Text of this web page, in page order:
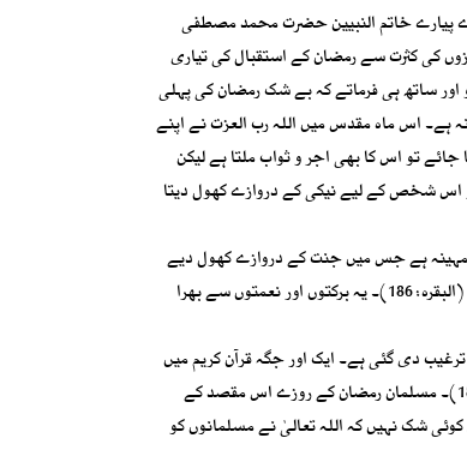
پیارے خاتم النبیین حضرت محمد مصطفی
کی کثرت سے رمضان کے استقبال کی تیاری
اور ساتھ ہی فرماتے کہ بے شک رمضان کی پہلی
ہے۔ اس ماہ مقدس میں اللہ رب العزت نے اپنے
تو اس کا بھی اجر و ثواب ملتا ہے لیکن
اس شخص کے لیے نیکی کے دروازے کھول دیتا
مہینہ ہے جس میں جنت کے دروازے کھول دیے
جاتے ہیں، اور یہ وہ مہینہ ہے جس کے بارے میں اللہ کریم نے فرمایا:”رمضان کا مہینہ جس میں قرآن نازل ہوا“ (البقرہ: 186)۔ یہ برکتوں اور نعمتوں سے بھرا
دی گئی ہے۔ ایک اور جگہ قرآن کریم میں
اللہ رب العزت فرماتے ہیں۔”پس تم میں سے جو کوئی اس مہینے کو دیکھے وہ اس کے روزے رکھے“۔ (البقرہ: 186)۔ مسلمان رمضان کے روزے اس مقصد کے
شک نہیں کہ اللہ تعالیٰ نے مسلمانوں کو